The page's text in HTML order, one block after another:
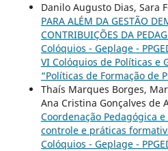
Danilo Augusto Dias, Sara
PARA ALÉM DA GESTÃO
CONTRIBUIÇÕES DA
Colóquios - Geplage -
VI Colóquios de Políticas e
“Políticas de Formação de
Thaís Marques Borges,
Ana Cristina Gonçalves de
Coordenação Pedagógica
controle e práticas
Colóquios - Geplage -